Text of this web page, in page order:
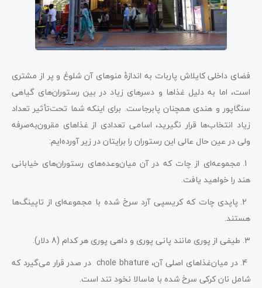
فضای داخلی کایلاش پاربات به اندازۀ منوهای آن شلوغ و پر از مشتری
است، اما به دلیل غذاها و دسرهای زیاد در بین رستوران‌های گیاهی
سنگاپور و هندی همچنان پابرجاست. برای اینکه شما تحت‌تأثیر تعداد
زیاد انتخاب‌ها قرار نگیرید، اسامی تعدادی از غذاهای مقرون‌به‌صرفه
ولی در عین حال عالی این رستوران را برایتان در زیر آورده‌ایم:
1. مجموعه‌ای از چات که در آن میان‌وعده‌های رستوران‌های خیابانی
هند را خواهید یافت.
2. پاپدی چات که کریسپی آرد سرخ شده با مجموعه‌ای از تاپینگ‌ها
هستند.
3. طیفی از پوری مانند پانی پوری و داهی پوری هر کدام (8 دلار).
4. در میان‌غذاهای اصلی آن، chole bhature در صدر قرار می‌گیرد که
شامل نان کرکی سرخ شده با ماسالا نخود تند است.